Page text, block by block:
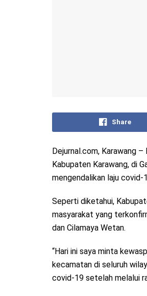
Share
Dejurnal.com, Karawang
Kabupaten Karawang, di
mengendalikan laju covid-
Seperti diketahui,
masyarakat yang
dan Cilamaya Wetan.
“Hari ini saya minta
kecamatan di seluruh
covid-19 setelah melalui